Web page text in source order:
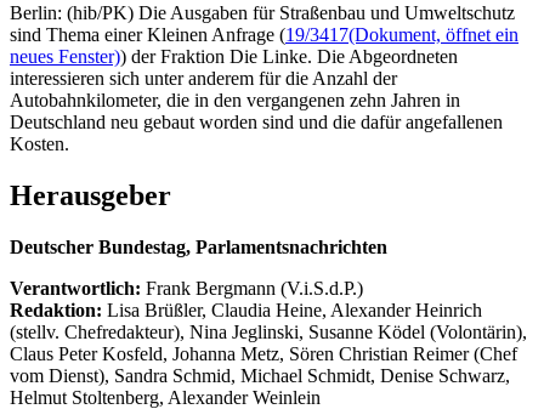
Berlin: (hib/PK) Die Ausgaben für Straßenbau und Umweltschutz
sind Thema einer Kleinen Anfrage (19/3417(Dokument, öffnet ein
neues Fenster)) der Fraktion Die Linke. Die Abgeordneten
interessieren sich unter anderem für die Anzahl der
Autobahnkilometer, die in den vergangenen zehn Jahren in
Deutschland neu gebaut worden sind und die dafür angefallenen
Kosten.
Herausgeber
Deutscher Bundestag, Parlamentsnachrichten
Verantwortlich: Frank Bergmann (V.i.S.d.P.)
Redaktion: Lisa Brüßler, Claudia Heine, Alexander Heinrich
(stellv. Chefredakteur), Nina Jeglinski, Susanne Ködel (Volontärin),
Claus Peter Kosfeld, Johanna Metz, Sören Christian Reimer (Chef
vom Dienst), Sandra Schmid, Michael Schmidt, Denise Schwarz,
Helmut Stoltenberg, Alexander Weinlein